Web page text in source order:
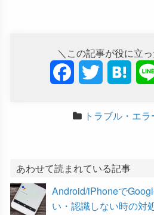
＼この記事が役に立
c
b
o
t
e
t
a
トラブル・エラ
あわせて読まれている記事
Android/iPhoneで
い・認識しない時の対